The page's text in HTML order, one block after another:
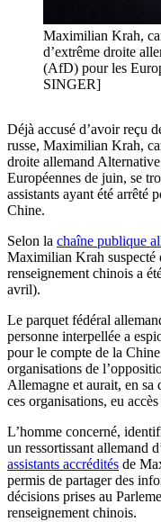
Maximilian Krah,
d’extrême droite
(AfD) pour les
SINGER]
Déjà accusé d’avoir reçu
russe, Maximilian Krah,
droite allemand
Européennes de juin, se
assistants ayant été arrêté
Chine.
Selon la chaîne publique
Maximilian Krah suspecté
renseignement chinois a
avril).
Le parquet fédéral
personne interpellée a
pour le compte de la
organisations de
Allemagne et aurait, en sa
ces organisations, eu
L’homme concerné,
un ressortissant allemand
assistants accrédités de
permis de partager des
décisions prises au
renseignement chinois.